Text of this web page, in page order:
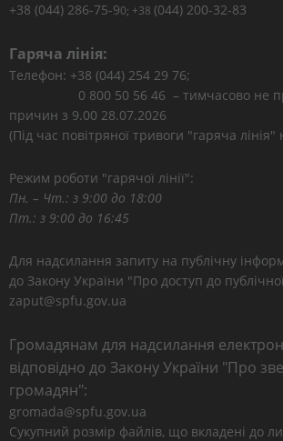
+38 (044) 286-75-90; +38 (044) 200-32-83
Гаряча лінія:
Телефон: +38 (044) 254 29 76;
0 800 50 56 46 – тимчасово не
причин з 9.00 28.07.2026
(Під час повітряної тривоги "гаряча
Режим роботи "гарячої лінії":
Пн. – Чт.: з 9:00 до 18:00
Пт.: з 9:00 до 16:45
Для надсилання запиту на публічну
до Закону України "Про доступ до
zaput@spfu.gov.ua
Громадянам для надсилання
відповідно до Закону України "Про
громадян":
gromada@spfu.gov.ua
Сукупний розмір файлів, що вкладені до